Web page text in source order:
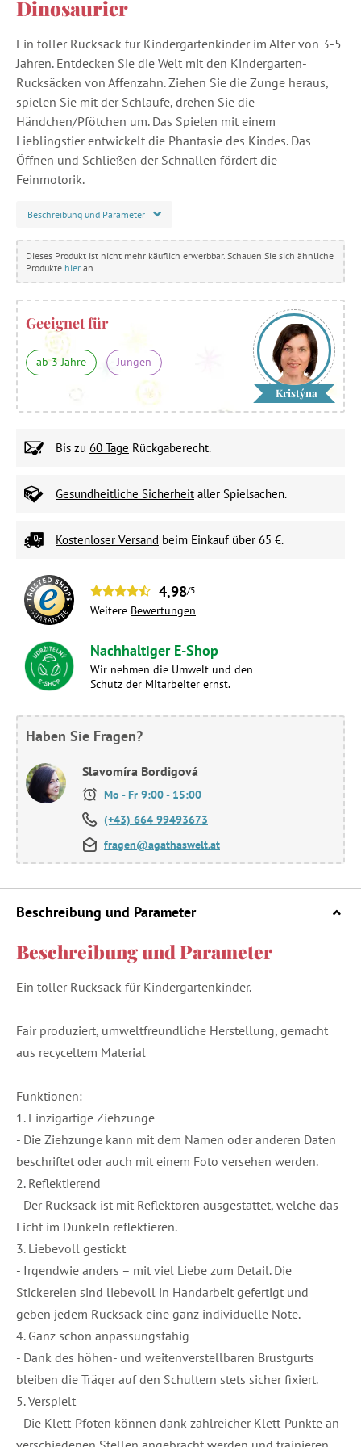
Dinosaurier
Ein toller Rucksack für Kindergartenkinder im Alter von 3-5
Jahren. Entdecken Sie die Welt mit den Kindergarten-
Rucksäcken von Affenzahn. Ziehen Sie die Zunge heraus,
spielen Sie mit der Schlaufe, drehen Sie die
Händchen/Pfötchen um. Das Spielen mit einem
Lieblingstier entwickelt die Phantasie des Kindes. Das
Öffnen und Schließen der Schnallen fördert die
Feinmotorik.
Beschreibung und Parameter
Dieses Produkt ist nicht mehr käuflich erwerbbar. Schauen Sie sich ähnliche
Produkte hier an.
Geeignet für
ab 3 Jahre Jungen
Kristýna
Bis zu 60 Tage Rückgaberecht.
Gesundheitliche Sicherheit aller Spielsachen.
Kostenloser Versand beim Einkauf über 65 €.
4,98/5
Weitere Bewertungen
Nachhaltiger E-Shop
Wir nehmen die Umwelt und den
Schutz der Mitarbeiter ernst.
Haben Sie Fragen?
Slavomíra Bordigová
Mo - Fr 9:00 - 15:00
(+43) 664 99493673
fragen@agathaswelt.at
Beschreibung und Parameter
Beschreibung und Parameter
Ein toller Rucksack für Kindergartenkinder.
Fair produziert, umweltfreundliche Herstellung, gemacht
aus recyceltem Material
Funktionen:
1. Einzigartige Ziehzunge
- Die Ziehzunge kann mit dem Namen oder anderen Daten
beschriftet oder auch mit einem Foto versehen werden.
2. Reflektierend
- Der Rucksack ist mit Reflektoren ausgestattet, welche das
Licht im Dunkeln reflektieren.
3. Liebevoll gestickt
- Irgendwie anders – mit viel Liebe zum Detail. Die
Stickereien sind liebevoll in Handarbeit gefertigt und
geben jedem Rucksack eine ganz individuelle Note.
4. Ganz schön anpassungsfähig
- Dank des höhen- und weitenverstellbaren Brustgurts
bleiben die Träger auf den Schultern stets sicher fixiert.
5. Verspielt
- Die Klett-Pfoten können dank zahlreicher Klett-Punkte an